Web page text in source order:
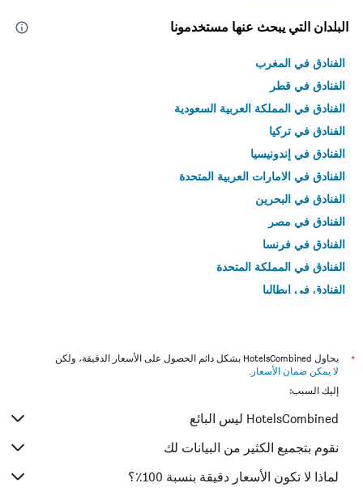
البلدان التي يبحث عنها مستخدمونا
الفنادق في المغرب
الفنادق في قطر
الفنادق في المملكة العربية السعودية
الفنادق في تركيا
الفنادق في إندونيسيا
الفنادق في الامارات العربية المتحدة
الفنادق في البحرين
الفنادق في مصر
الفنادق في فرنسا
الفنادق في المملكة المتحدة
الفنادق في إيطاليا
*
يحاول HotelsCombined بشكل دائم الحصول على الأسعار الدقيقة، ولكن
لا يمكن ضمان الأسعار .
إليك السبب:
HotelsCombined ليس البائع
نقوم بتجميع الكثير من البيانات لك
لماذا لا تكون الأسعار دقيقة بنسبة 100٪؟